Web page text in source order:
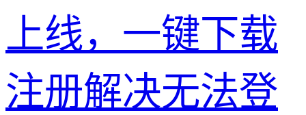
上线，一键下载
注册解决无法登